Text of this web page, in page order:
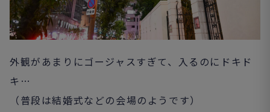
外観があまりにゴージャスすぎて、入るのにドキド
キ…
（普段は結婚式などの会場のようです）